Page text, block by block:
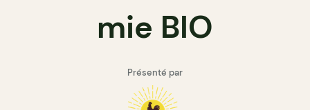
mie BIO
Présenté par